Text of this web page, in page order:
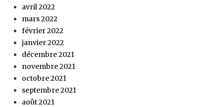
avril 2022
mars 2022
février 2022
janvier 2022
décembre 2021
novembre 2021
octobre 2021
septembre 2021
août 2021